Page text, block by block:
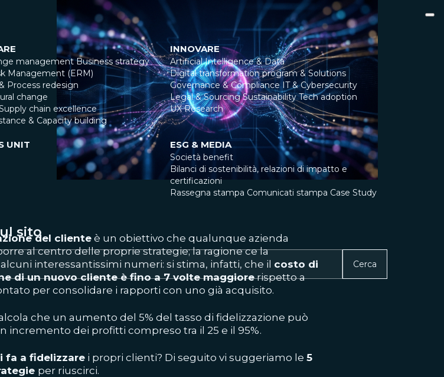
management Business strategy
Management (ERM)
Process redesign
change
chain excellence
& Capacity building
INNOVARE
Artificial Intelligence & Data
Digital transformation program & Solutions
Governance & Compliance IT & Cybersecurity
Legal & Sourcing Sustainability Tech adoption
UX Research
UNIT ESG & MEDIA
Società benefit
Bilanci di sostenibilità, relazioni di impatto e
certificazioni
Rassegna stampa Comunicati stampa Case Study
sito
Cerca
del cliente è un obiettivo che qualunque azienda
al centro delle proprie strategie; la ragione ce la
interessantissimi numeri: si stima, infatti, che il costo di
di un nuovo cliente è fino a 7 volte maggiorerispetto a
per consolidare i rapporti con uno già acquisito.
che un aumento del 5% del tasso di fidelizzazione può
incremento dei profitti compreso tra il 25 e il 95%.
fa a fidelizzare i propri clienti? Di seguito vi suggeriamo le 5
per riuscirci.